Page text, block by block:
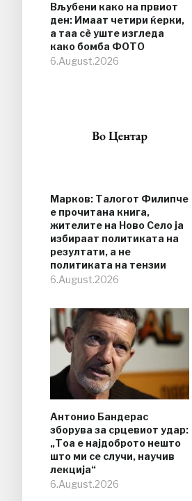
Вљубени како на првиот
ден: Имаат четири ќерки,
а таа сè уште изгледа
како бомба ФОТО
6.August.2026
Марков: Талогот Филипче
е прочитана книга,
жителите на Ново Село ја
избираат политиката на
резултати, а не
политиката на тензии
6.August.2026
Антонио Бандерас
зборува за срцевиот удар:
„Тоа е најдоброто нешто
што ми се случи, научив
лекција“
6.August.2026